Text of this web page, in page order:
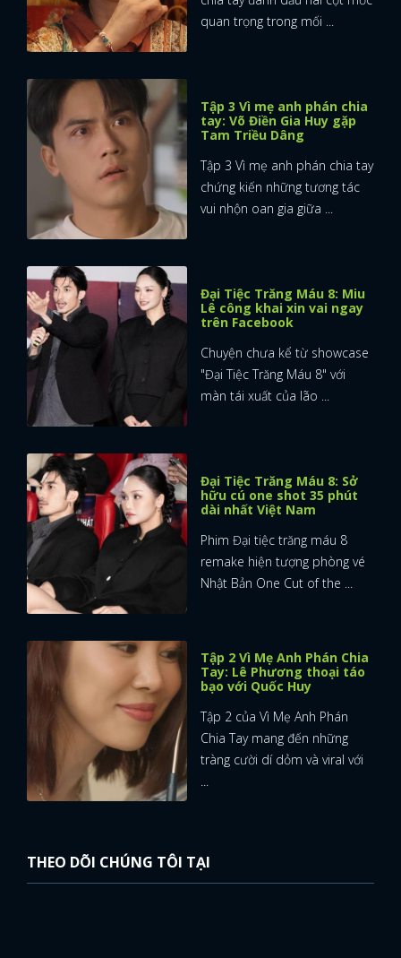
quan trọng trong mối ...
Tập 3 Vì mẹ anh phán chia
tay: Võ Điền Gia Huy gặp
Tam Triều Dâng
Tập 3 Vì mẹ anh phán chia tay
chứng kiến những tương tác
vui nhộn oan gia giữa ...
Đại Tiệc Trăng Máu 8: Miu
Lê công khai xin vai ngay
trên Facebook
Chuyện chưa kể từ showcase
"Đại Tiệc Trăng Máu 8" với
màn tái xuất của lão ...
Đại Tiệc Trăng Máu 8: Sở
hữu cú one shot 35 phút
dài nhất Việt Nam
Phim Đại tiệc trăng máu 8
remake hiện tượng phòng vé
Nhật Bản One Cut of the ...
Tập 2 Vì Mẹ Anh Phán Chia
Tay: Lê Phương thoại táo
bạo với Quốc Huy
Tập 2 của Vì Mẹ Anh Phán
Chia Tay mang đến những
tràng cười dí dỏm và viral với
...
THEO DÕI CHÚNG TÔI TẠI